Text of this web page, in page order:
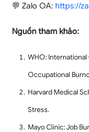
💬 Zalo OA: https://
Nguồn tham khảo:
WHO: International
Occupational
Harvard Medical
Stress.
Mayo Clinic: Job